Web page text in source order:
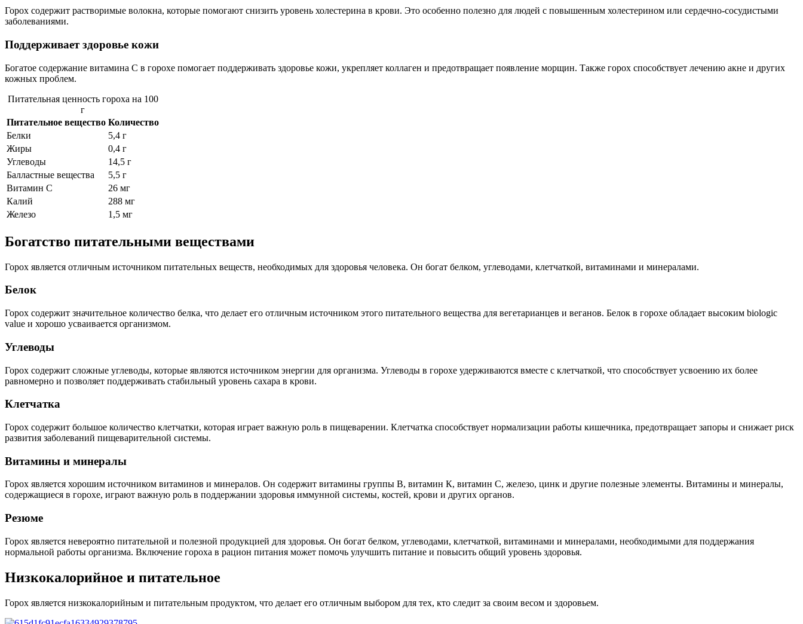
Горох содержит растворимые волокна, которые помогают снизить уровень холестерина в крови. Это особенно полезно для людей с повышенным холестерином или сердечно-сосудистыми
заболеваниями.
Поддерживает здоровье кожи
Богатое содержание витамина С в горохе помогает поддерживать здоровье кожи, укрепляет коллаген и предотвращает появление морщин. Также горох способствует лечению акне и других
кожных проблем.
Питательная ценность гороха на 100
г
Питательное вещество Количество
Белки
5,4 г
Жиры
0,4 г
Углеводы
14,5 г
Балластные вещества
5,5 г
Витамин C
26 мг
Калий
288 мг
Железо
1,5 мг
Богатство питательными веществами
Горох является отличным источником питательных веществ, необходимых для здоровья человека. Он богат белком, углеводами, клетчаткой, витаминами и минералами.
Белок
Горох содержит значительное количество белка, что делает его отличным источником этого питательного вещества для вегетарианцев и веганов. Белок в горохе обладает высоким biologic
value и хорошо усваивается организмом.
Углеводы
Горох содержит сложные углеводы, которые являются источником энергии для организма. Углеводы в горохе удерживаются вместе с клетчаткой, что способствует усвоению их более
равномерно и позволяет поддерживать стабильный уровень сахара в крови.
Клетчатка
Горох содержит большое количество клетчатки, которая играет важную роль в пищеварении. Клетчатка способствует нормализации работы кишечника, предотвращает запоры и снижает риск
развития заболеваний пищеварительной системы.
Витамины и минералы
Горох является хорошим источником витаминов и минералов. Он содержит витамины группы В, витамин К, витамин С, железо, цинк и другие полезные элементы. Витамины и минералы,
содержащиеся в горохе, играют важную роль в поддержании здоровья иммунной системы, костей, крови и других органов.
Резюме
Горох является невероятно питательной и полезной продукцией для здоровья. Он богат белком, углеводами, клетчаткой, витаминами и минералами, необходимыми для поддержания
нормальной работы организма. Включение гороха в рацион питания может помочь улучшить питание и повысить общий уровень здоровья.
Низкокалорийное и питательное
Горох является низкокалорийным и питательным продуктом, что делает его отличным выбором для тех, кто следит за своим весом и здоровьем.